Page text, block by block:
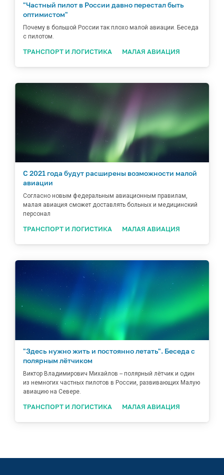
"Частный пилот в России давно перестал быть
оптимистом"
Почему в большой России так плохо малой авиации. Беседа
с пилотом.
ТРАНСПОРТ И ЛОГИСТИКА МАЛАЯ АВИАЦИЯ
С 2021 года будут расширены возможности малой
авиации
Согласно новым федеральным авиационным правилам,
малая авиация сможет доставлять больных и медицинский
персонал
ТРАНСПОРТ И ЛОГИСТИКА МАЛАЯ АВИАЦИЯ
"Здесь нужно жить и постоянно летать". Беседа с
полярным лётчиком
Виктор Владимирович Михайлов -- полярный лётчик и один
из немногих частных пилотов в России, развивающих Малую
авиацию на Севере.
ТРАНСПОРТ И ЛОГИСТИКА МАЛАЯ АВИАЦИЯ